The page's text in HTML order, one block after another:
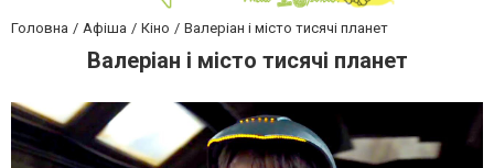
Головна Афіша Кіно Валеріан і місто тисячі планет
Валеріан і місто тисячі планет